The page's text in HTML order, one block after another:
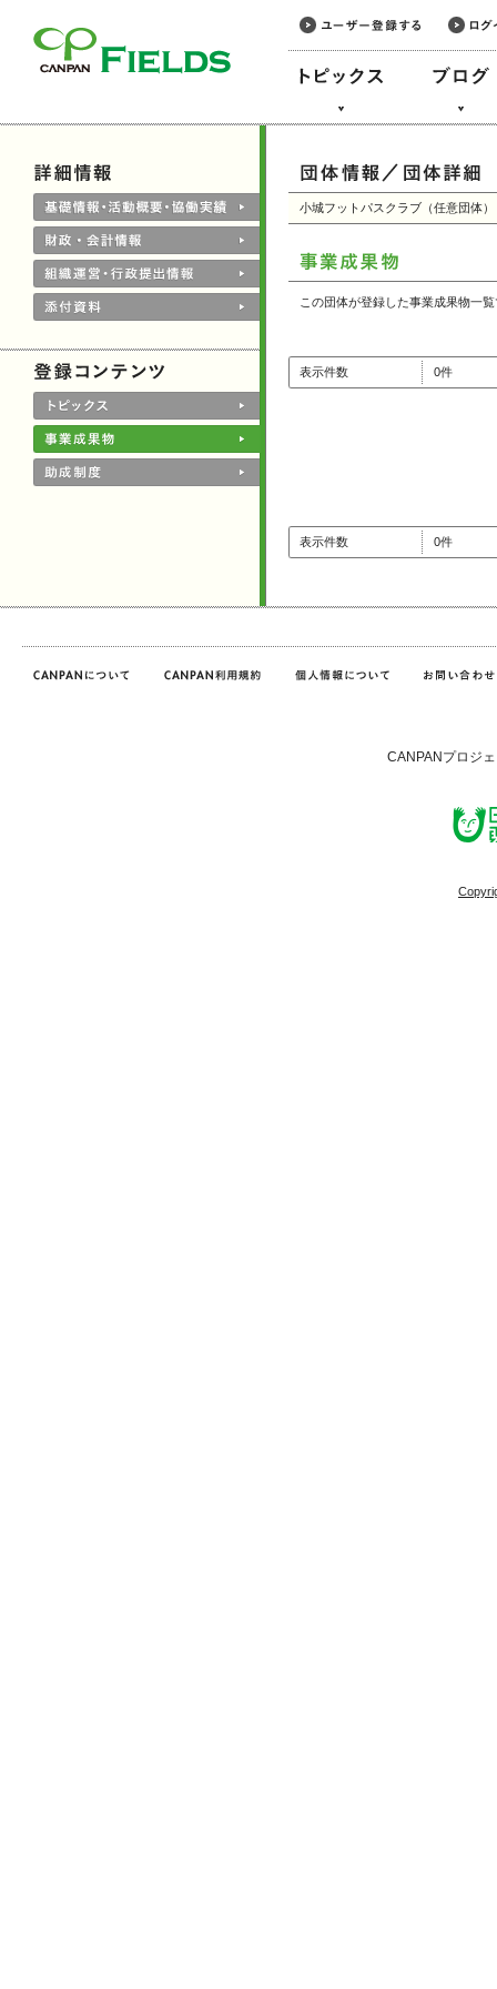
小城フットパスクラブ（任意団体）
この団体が登録した事業成果物一
表示件数 0件
表示件数 0件
CANPANプロジ